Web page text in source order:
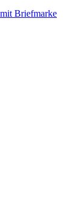
Briefmarke